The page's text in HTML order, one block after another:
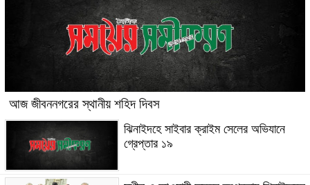
আজ জীবননগরের স্থানীয় শহিদ দিবস
ঝিনাইদহে সাইবার ক্রাইম সেলের অভিযানে
গ্রেপ্তার ১৯